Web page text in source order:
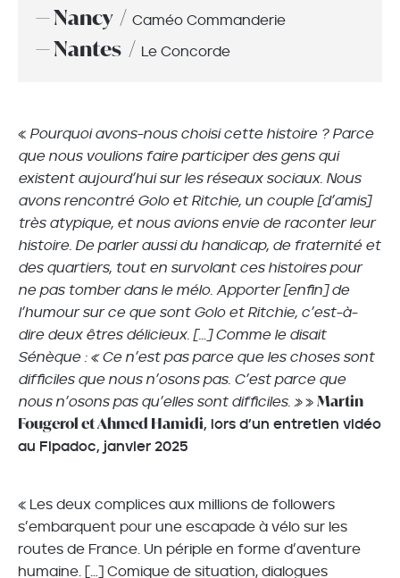
— Nancy Caméo Commanderie
— Nantes Le Concorde
« Pourquoi avons-nous choisi cette histoire ? Parce
que nous voulions faire participer des gens qui
existent aujourd’hui sur les réseaux sociaux. Nous
avons rencontré Golo et Ritchie, un couple [d’amis]
très atypique, et nous avions envie de raconter leur
histoire. De parler aussi du handicap, de fraternité et
des quartiers, tout en survolant ces histoires pour
ne pas tomber dans le mélo. Apporter [enfin] de
l’humour sur ce que sont Golo et Ritchie, c’est-à-
dire deux êtres délicieux. […] Comme le disait
Sénèque : « Ce n’est pas parce que les choses sont
difficiles que nous n’osons pas. C’est parce que
nous n’osons pas qu’elles sont difficiles. »» Martin
Fougerol et Ahmed Hamidi, lors d’un entretien vidéo
au Fipadoc, janvier 2025
« Les deux complices aux millions de followers
s’embarquent pour une escapade à vélo sur les
routes de France. Un périple en forme d’aventure
humaine. […] Comique de situation, dialogues